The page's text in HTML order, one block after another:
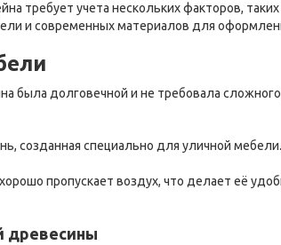
требует учета нескольких факторов,
и современных материалов для
была долговечной и не требовала
созданная специально для уличной
пропускает воздух, что делает её
древесины